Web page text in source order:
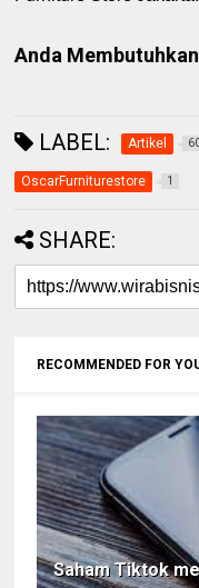
Anda
LABEL: Artikel
OscarFurniturestore 1
SHARE:
RECOMMENDED FOR
Saham Tiktok